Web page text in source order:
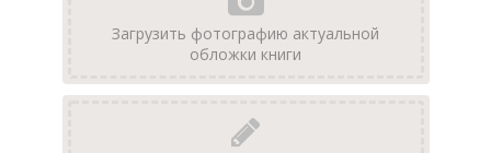
Загрузить фотографию актуальной
обложки книги